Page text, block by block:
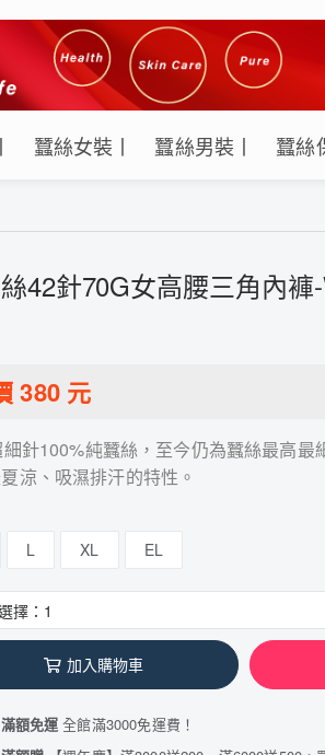
蠶絲女裝丨 蠶絲男裝丨 蠶絲
42針70G女高腰三角內褲
380元
針100%純蠶絲，至今仍為蠶絲最高最
涼、吸濕排汗的特性。
L XL EL
加入購物車
滿額免運全館滿3000免運費！